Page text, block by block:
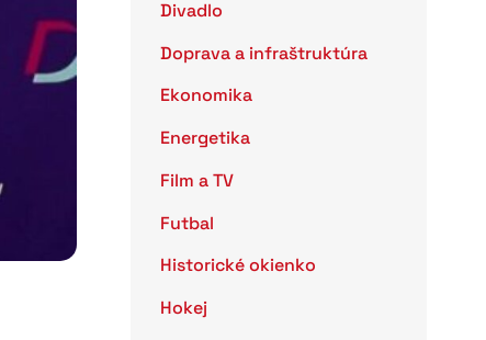
Divadlo
Doprava a infraštruktúra
Ekonomika
Energetika
Film a TV
Futbal
Historické okienko
Hokej